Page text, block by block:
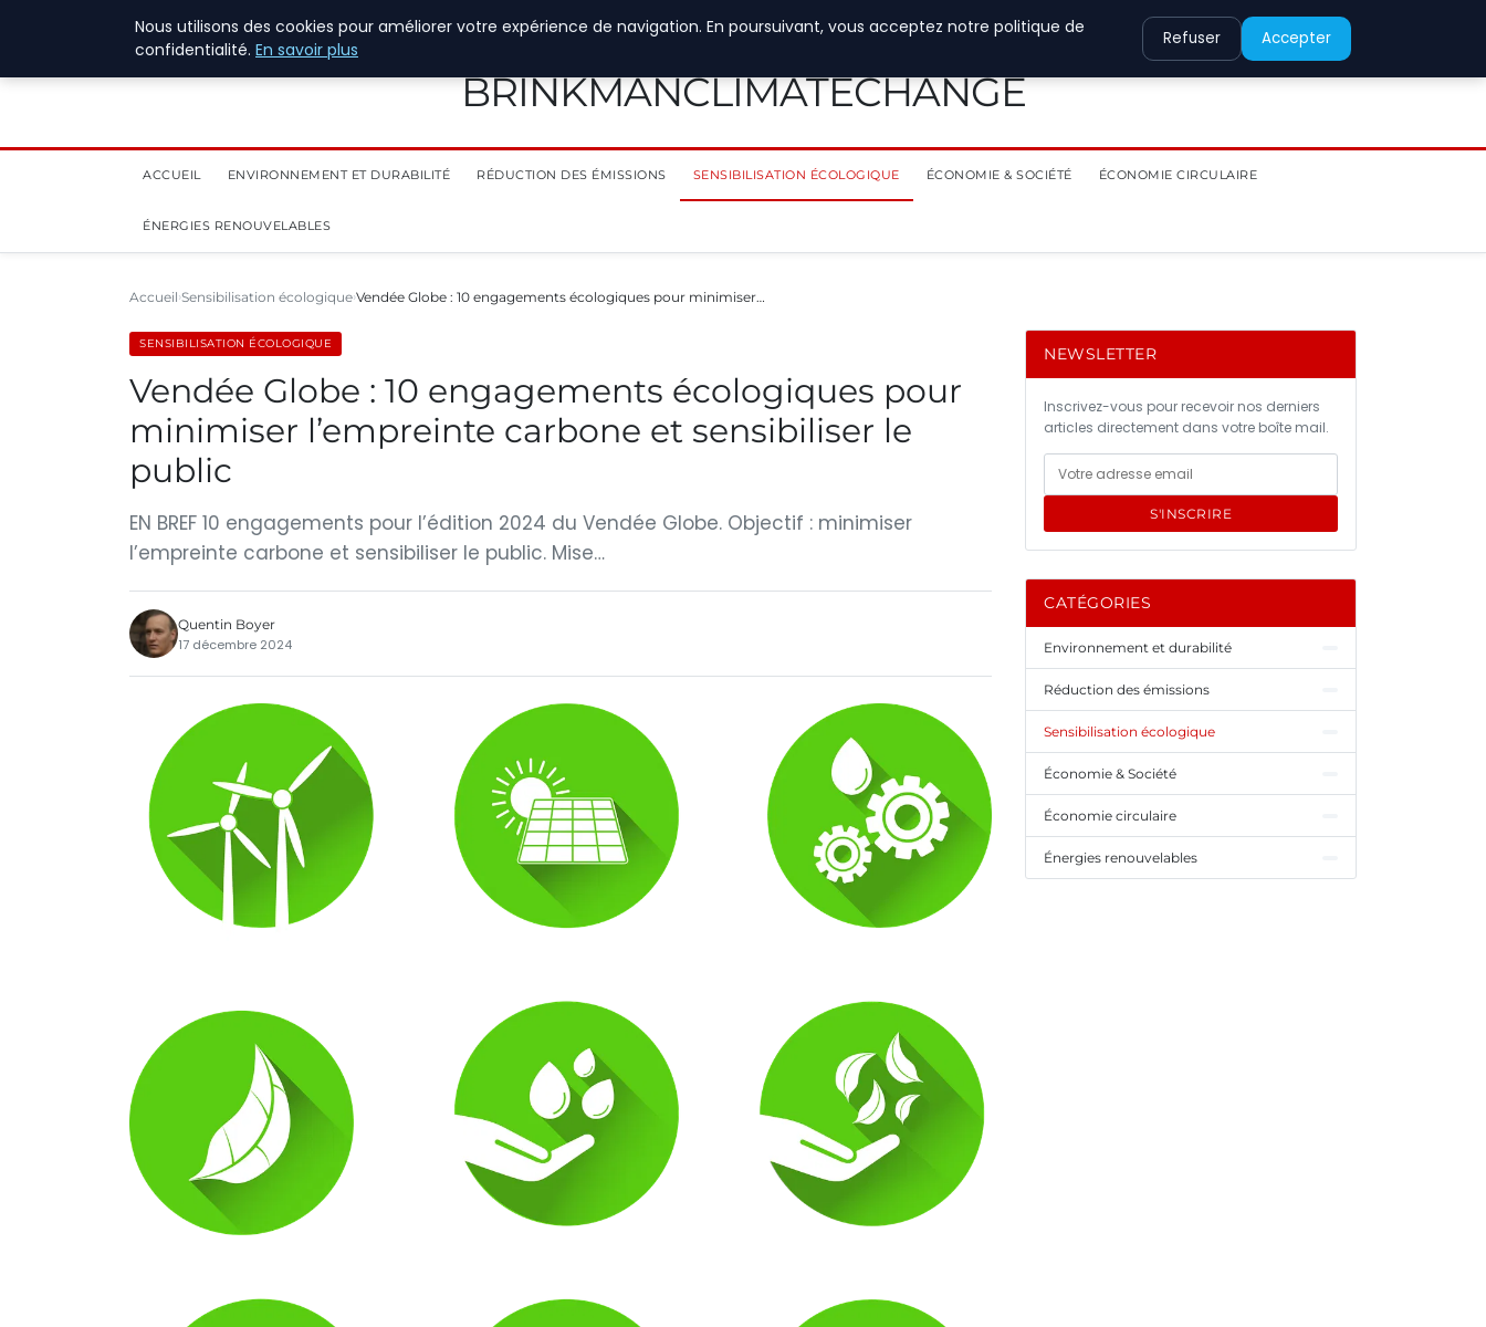
28 juillet 2026
BRINKMANCLIMATECHANGE
ACCUEIL ENVIRONNEMENT ET DURABILITÉ RÉDUCTION DES ÉMISSIONS SENSIBILISATION ÉCOLOGIQUE ÉCONOMIE & SOCIÉTÉ ÉCONOMIE CIRCULAIRE
ÉNERGIES RENOUVELABLES
Accueil Sensibilisation écologique Vendée Globe : 10 engagements écologiques pour minimiser…
SENSIBILISATION ÉCOLOGIQUE
Vendée Globe : 10 engagements écologiques pour
minimiser l’empreinte carbone et sensibiliser le
public
EN BREF 10 engagements pour l’édition 2024 du Vendée Globe. Objectif : minimiser
l’empreinte carbone et sensibiliser le public. Mise…
Quentin Boyer
17 décembre 2024
NEWSLETTER
Inscrivez-vous pour recevoir nos derniers
articles directement dans votre boîte mail.
S'INSCRIRE
CATÉGORIES
Environnement et durabilité
Réduction des émissions
Sensibilisation écologique
Économie & Société
Économie circulaire
Énergies renouvelables
Nous utilisons des cookies pour améliorer votre expérience de navigation. En poursuivant, vous acceptez notre politique de
confidentialité. En savoir plus
Refuser Accepter